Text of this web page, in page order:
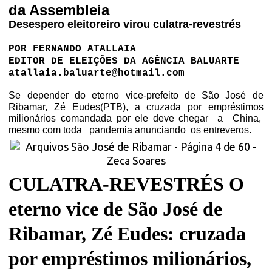
da Assembleia
Desespero eleitoreiro virou culatra-revestrés
POR FERNANDO ATALLAIA
EDITOR DE ELEIÇÕES DA AGÊNCIA BALUARTE
atallaia.baluarte@hotmail.com
Se depender do eterno vice-prefeito de São José de
Ribamar, Zé Eudes(PTB), a cruzada por empréstimos
milionários comandada por ele deve chegar
a
China,
mesmo com toda
pandemia anunciando os entreveros.
CULATRA-REVESTRÉS O
eterno vice de São José de
Ribamar, Zé Eudes: cruzada
por empréstimos milionários,